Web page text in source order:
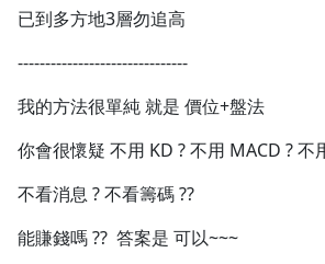
已到多方地3層勿追高
-------------------------------
我的方法很單純 就是 價位+盤法
你會很懷疑 不用 KD ? 不用 MACD ? 不
不看消息 ? 不看籌碼 ??
能賺錢嗎 ?? 答案是 可以~~~
1.0x
0.75x